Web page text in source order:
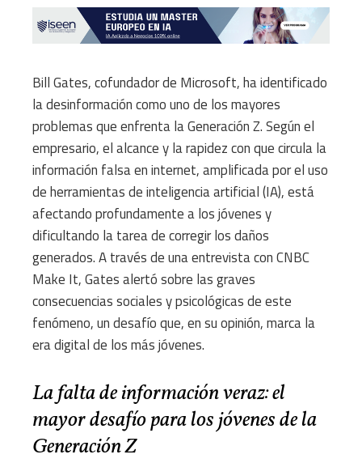
Bill Gates, cofundador de Microsoft, ha identificado
la desinformación como uno de los mayores
problemas que enfrenta la Generación Z. Según el
empresario, el alcance y la rapidez con que circula la
información falsa en internet, amplificada por el uso
de herramientas de inteligencia artificial (IA), está
afectando profundamente a los jóvenes y
dificultando la tarea de corregir los daños
generados. A través de una entrevista con CNBC
Make It, Gates alertó sobre las graves
consecuencias sociales y psicológicas de este
fenómeno, un desafío que, en su opinión, marca la
era digital de los más jóvenes.
La falta de información veraz: el
mayor desafío para los jóvenes de la
Generación Z